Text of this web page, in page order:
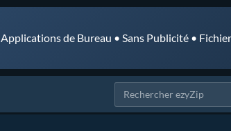
Applications de Bureau • Sans Publicité •